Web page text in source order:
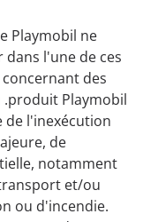
Playmobil ne
l'une de ces
des
Playmobil
de l'inexécution
de
notamment
et/ou
ou d'incendie.